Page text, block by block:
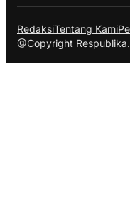
RedaksiTentang Kami
@Copyright